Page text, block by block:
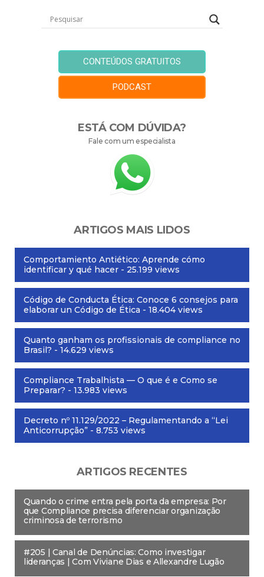
CONTEÚDOS GRATUITOS
PODCAST
ESTÁ COM DÚVIDA?
Fale com um especialista
ARTIGOS MAIS LIDOS
Comportamiento Antiético: Aprende cómo
identificar y qué hacer - 25.199 views
Código de Conducta Ética: Conoce 6 consejos para
elaborar un Código de Ética - 18.404 views
Quanto ganham os profissionais de compliance no
Brasil? - 14.629 views
Compliance Trabalhista — O que é e Como se
Preparar? - 13.983 views
Decreto nº 11.129/2022 – Regulamentando a “Lei
Anticorrupção” - 8.753 views
ARTIGOS RECENTES
Quando o crime entra pela porta da empresa: Por
que Compliance precisa diferenciar organização
criminosa de terrorismo
#205 | Canal de Denúncias: Como investigar
lideranças | Com Viviane Dias e Allexandre Lugão